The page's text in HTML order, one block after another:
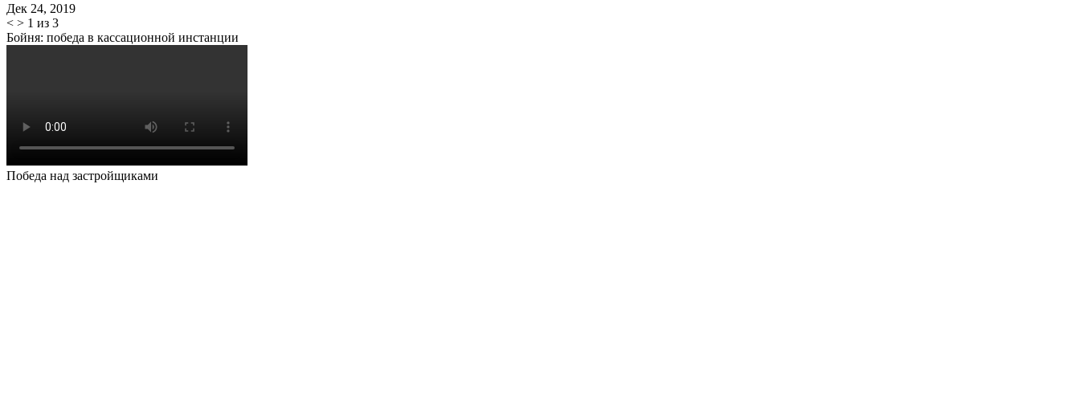
Дек 24, 2019
< > 1 из 3
Бойня: победа в кассационной инстанции
Победа над застройщиками